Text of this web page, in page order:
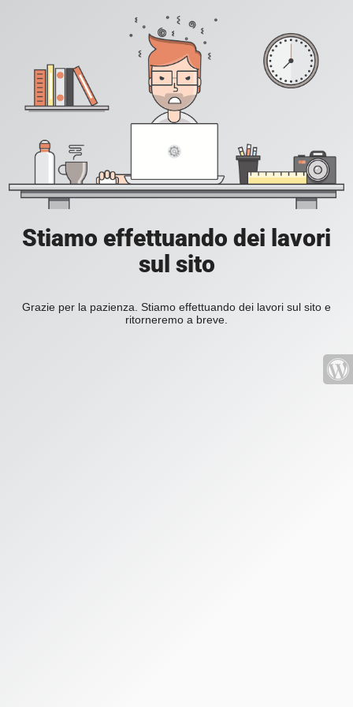
Stiamo effettuando dei lavori
sul sito
Grazie per la pazienza. Stiamo effettuando dei lavori sul sito e
ritorneremo a breve.